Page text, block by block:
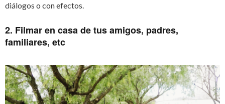
diálogos o con efectos.
2. Filmar en casa de tus amigos, padres,
familiares, etc